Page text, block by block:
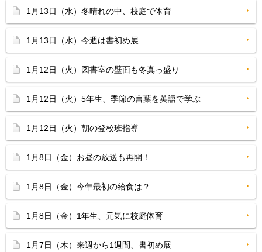
1月13日（水）冬晴れの中、校庭で体育
1月13日（水）今週は書初め展
1月12日（火）図書室の壁面も冬真っ盛り
1月12日（火）5年生、季節の言葉を英語で学ぶ
1月12日（火）朝の登校班指導
1月8日（金）お昼の放送も再開！
1月8日（金）今年最初の給食は？
1月8日（金）1年生、元気に校庭体育
1月7日（木）来週から1週間、書初め展